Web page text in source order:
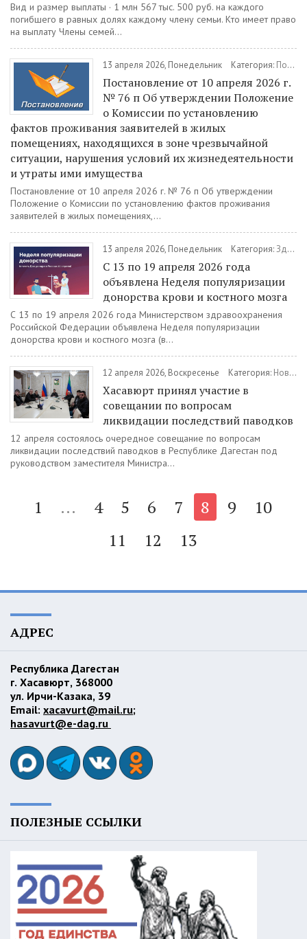
Вид и размер выплаты · 1 млн 567 тыс. 500 руб. на каждого
погибшего в равных долях каждому члену семьи. Кто имеет право
на выплату Члены семей...
13 апреля 2026, Понедельник Категория: Постановления
Постановление от 10 апреля 2026 г.
№ 76 п Об утверждении Положение
о Комиссии по установлению
фактов проживания заявителей в жилых
помещениях, находящихся в зоне чрезвычайной
ситуации, нарушения условий их жизнедеятельности
и утраты ими имущества
Постановление от 10 апреля 2026 г. № 76 п Об утверждении
Положение о Комиссии по установлению фактов проживания
заявителей в жилых помещениях,...
13 апреля 2026, Понедельник Категория:Здравоохранение
С 13 по 19 апреля 2026 года
объявлена Неделя популяризации
донорства крови и костного мозга
С 13 по 19 апреля 2026 года Министерством здравоохранения
Российской Федерации объявлена Неделя популяризации
донорства крови и костного мозга (в...
12 апреля 2026, Воскресенье Категория: Новости
Хасавюрт принял участие в
совещании по вопросам
ликвидации последствий паводков
12 апреля состоялось очередное совещание по вопросам
ликвидации последствий паводков в Республике Дагестан под
руководством заместителя Министра...
1 ... 4 5 6 7 8 9
10
11
12 13
АДРЕС
Республика Дагестан
г. Хасавюрт, 368000
ул. Ирчи-Казака, 39
Email: xacavurt@mail.ru;
hasavurt@e-dag.ru
ПОЛЕЗНЫЕ ССЫЛКИ